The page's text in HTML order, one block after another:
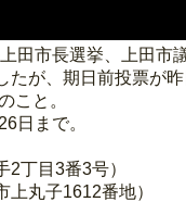
田市長選挙、上田市
が、期日前投票が
こと。
日まで。
2丁目3番3号）
上丸子1612番地）